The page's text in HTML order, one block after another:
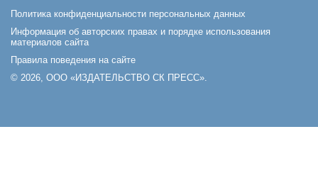
Политика конфиденциальности персональных данных
Информация об авторских правах и порядке использования
материалов сайта
Правила поведения на сайте
© 2026, ООО «ИЗДАТЕЛЬСТВО СК ПРЕСС».